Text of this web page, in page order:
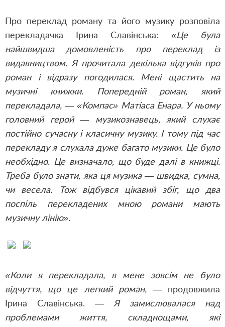
Про переклад роману та його музику розповіла
перекладачка Ірина Славінська: «Це була
найшвидша домовленість про переклад із
видавництвом. Я прочитала декілька відгуків про
роман і відразу погодилася. Мені щастить на
музичні книжки. Попередній роман, який
перекладала, — «Компас» Матіаса Енара. У ньому
головний герой — музикознавець, який слухає
постійно сучасну і класичну музику. І тому під час
перекладу я слухала дуже багато музики. Це було
необхідно. Це визначало, що буде далі в книжці.
Треба було знати, яка ця музика — швидка, сумна,
чи весела. Тож відбувся цікавий збіг, що два
поспіль перекладених мною романи мають
музичну лінію».
«Коли я перекладала, в мене зовсім не було
відчуття, що це легкий роман, — продовжила
Ірина Славінська. — Я замислювалася над
проблемами життя, складнощами, які